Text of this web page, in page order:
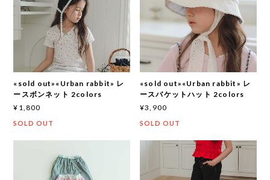
«sold out»«Urban rabbit» レ
ースボンネット 2colors
¥1,800
SOLD OUT
«sold out»«Urban rabbit» レ
ースバケットハット 2colors
¥3,900
SOLD OUT